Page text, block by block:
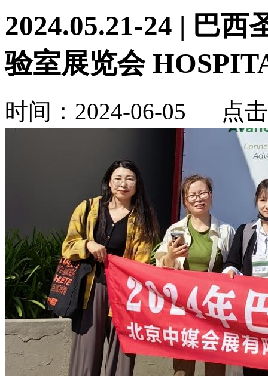
2024.05.21-24 | 巴
验室展览会
时间：2024-06-05 点